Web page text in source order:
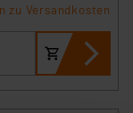
zu Versandkosten